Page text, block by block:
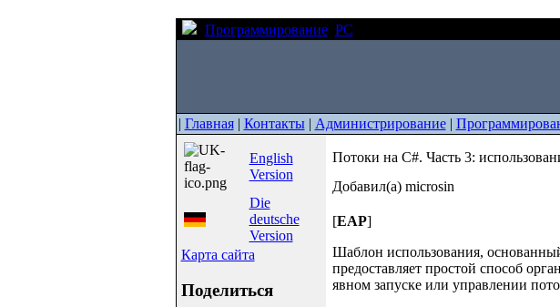
Программирование PC
| Главная| Контакты| Администрирование|
English
Version
Die
deutsche
Version
Карта сайта
Поделиться
Потоки на C#. Часть 3:
Добавил(а) microsin
[EAP]
Шаблон использования,
предоставляет простой способ
явном запуске или управлении